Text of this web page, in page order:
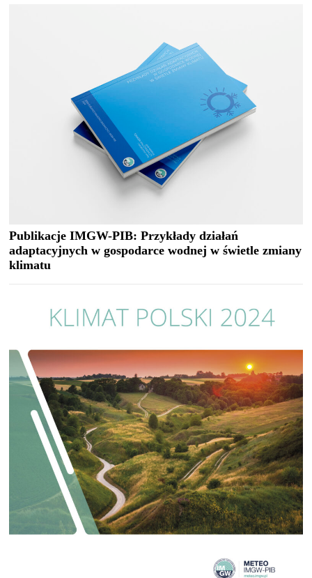
Publikacje IMGW-PIB: Przykłady działań
adaptacyjnych w gospodarce wodnej w świetle zmiany
klimatu